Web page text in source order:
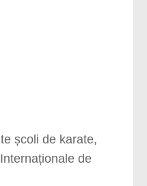
școli de karate,
de